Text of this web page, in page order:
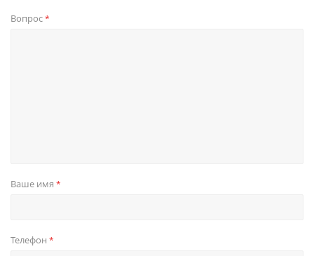
Вопрос*
Ваше имя *
Телефон *